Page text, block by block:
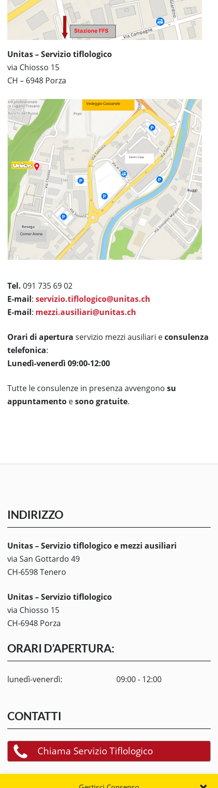
Unitas – Servizio tiflologico
via Chiosso 15
CH – 6948 Porza
Tel. 091 735 69 02
E-mail: servizio.tiflologico@unitas.ch
E-mail: mezzi.ausiliari@unitas.ch
Orari di apertura servizio mezzi ausiliari econsulenza
telefonica:
Lunedì-venerdì 09:00-12:00
Tutte le consulenze in presenza avvengono su
appuntamento esono gratuite.
INDIRIZZO
Unitas – Servizio tiflologico e mezzi ausiliari
via San Gottardo 49
CH-6598 Tenero
Unitas – Servizio tiflologico
via Chiosso 15
CH-6948 Porza
ORARI D’APERTURA:
lunedì-venerdì: 09:00 - 12:00
CONTATTI
Chiama Servizio Tiflologico